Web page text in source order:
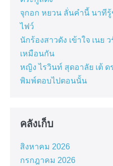
จุกอก หยวน ลั่นคำนี้ นาทีรู้
ไฟว์
นักร้องสาวดัง เข้าใจ เนย
เหมือนกัน
หญิง ไรวินท์ สุดอาลัย เต้
พิมพ์ตอบไปตอนนั้น
คลังเก็บ
สิงหาคม 2026
กรกฎาคม 2026